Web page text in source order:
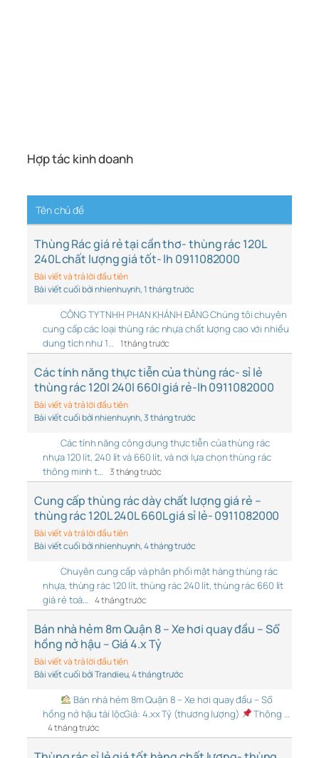
Hợp tác kinh doanh
Tên chủ đề
Thùng Rác giá rẻ tại cần thơ- thùng rác 120L
240L chất lượng giá tốt- lh 0911082000
Bài viết và trả lời đầu tiên
Bài viết cuối bởi nhienhuynh, 1 tháng trước
CÔNG TY TNHH PHAN KHÁNH ĐĂNG Chúng tôi chuyên
cung cấp các loại thùng rác nhựa chất lượng cao với nhiều
dung tích như 1… 1 tháng trước
Các tính năng thực tiễn của thùng rác- sỉ lẻ
thùng rác 120l 240l 660l giá rẻ-lh 0911082000
Bài viết và trả lời đầu tiên
Bài viết cuối bởi nhienhuynh, 3 tháng trước
Các tính năng công dụng thực tiễn của thùng rác
nhựa 120 lít, 240 lít và 660 lít, và nơi lựa chọn thùng rác
thông minh t… 3 tháng trước
Cung cấp thùng rác dày chất lượng giá rẻ –
thùng rác 120L 240L 660L giá sỉ lẻ- 0911082000
Bài viết và trả lời đầu tiên
Bài viết cuối bởi nhienhuynh, 4 tháng trước
Chuyên cung cấp và phân phối mặt hàng thùng rác
nhựa, thùng rác 120 lít, thùng rác 240 lít, thùng rác 660 lít
giá rẻ toà… 4 tháng trước
Bán nhà hẻm 8m Quận 8 – Xe hơi quay đầu – Sổ
hồng nở hậu – Giá 4.x Tỷ
Bài viết và trả lời đầu tiên
Bài viết cuối bởi Trandieu, 4 tháng trước
Bán nhà hẻm 8m Quận 8 – Xe hơi quay đầu – Sổ
hồng nở hậu tài lộcGiá: 4.xx Tỷ (thương lượng)
Thông …
4 tháng trước